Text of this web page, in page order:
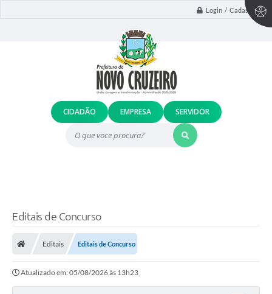
Login / Cadastro
O que voce procura?
CIDADÃO EMPRESA SERVIDOR
Editais de Concurso
Editais Editais de Concurso
Atualizado em: 05/08/2026 às 13h23